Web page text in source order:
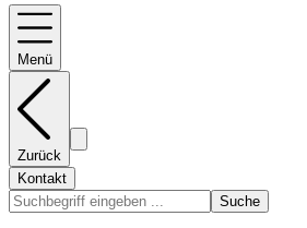
Menü
Zurück
Kontakt
Suche